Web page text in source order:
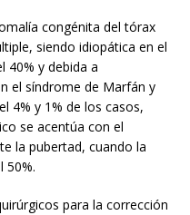
congénita del tórax
siendo idiopática en el
40% y debida a
el síndrome de Marfán y
4% y 1% de los casos,
se acentúa con el
la pubertad, cuando la
50%.
para la corrección